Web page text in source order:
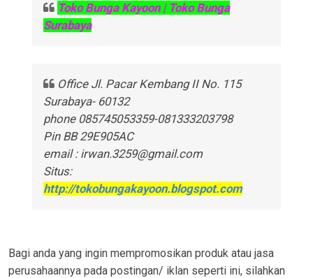
Toko Bunga Kayoon | Toko Bunga
Surabaya
Office Jl. Pacar Kembang II No. 115
Surabaya- 60132
phone 085745053359-081333203798
Pin BB 29E905AC
email : irwan.3259@gmail.com
Situs:
http://tokobungakayoon.blogspot.com
Bagi anda yang ingin mempromosikan produk atau jasa
perusahaannya pada postingan/ iklan seperti ini, silahkan